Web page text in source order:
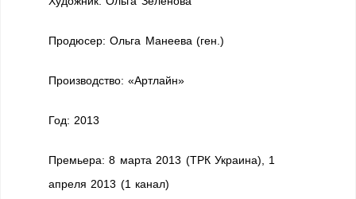
Продюсер: Ольга Манеева (ген.)
Производство: «Артлайн»
Год: 2013
Премьера: 8 марта 2013 (ТРК Украина), 1
апреля 2013 (1 канал)